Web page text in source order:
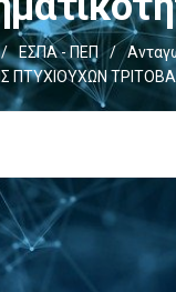
/ ΕΣΠΑ - ΠΕΠ /